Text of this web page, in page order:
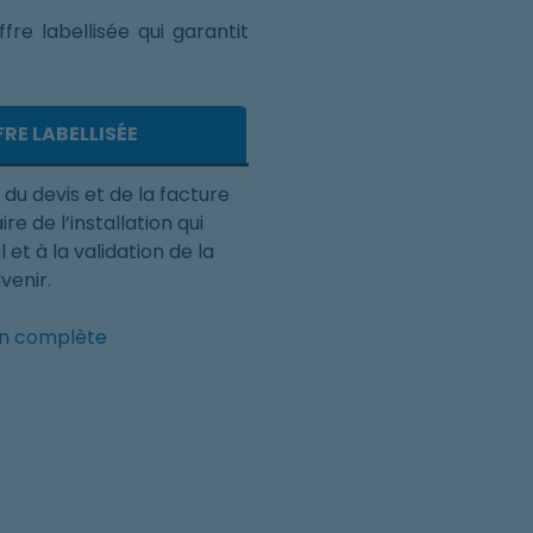
labellisée qui garantit
LABELLISÉE
devis et de la facture
de l’installation qui
à la validation de la
complète